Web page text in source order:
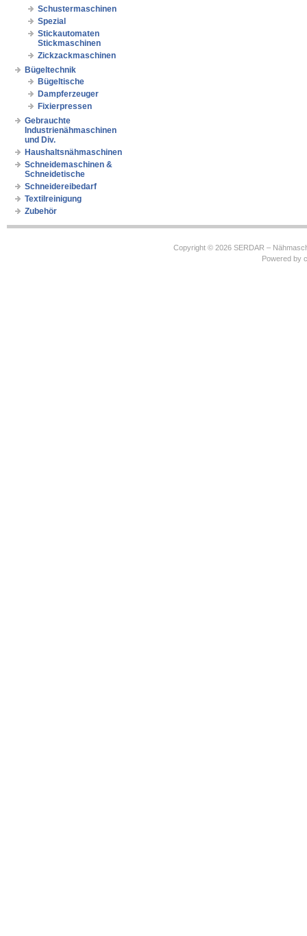
Schustermaschinen
Spezial
Stickautomaten
Stickmaschinen
Zickzackmaschinen
Bügeltechnik
Bügeltische
Dampferzeuger
Fixierpressen
Gebrauchte
Industrienähmaschinen
und Div.
Haushaltsnähmaschinen
Schneidemaschinen &
Schneidetische
Schneidereibedarf
Textilreinigung
Zubehör
Copyright © 2026 SERDAR –
Powered by